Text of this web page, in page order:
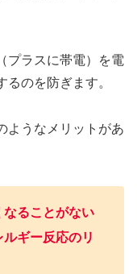
プラスに帯電）を電
のを防ぎます。
ようなメリットがあ
なることがない
ギー反応のリ